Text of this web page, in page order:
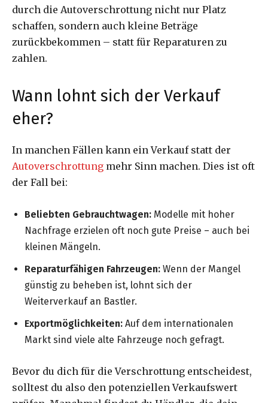
durch die Autoverschrottung nicht nur Platz
schaffen, sondern auch kleine Beträge
zurückbekommen – statt für Reparaturen zu
zahlen.
Wann lohnt sich der Verkauf
eher?
In manchen Fällen kann ein Verkauf statt der
Autoverschrottung mehr Sinn machen. Dies ist oft
der Fall bei:
Beliebten Gebrauchtwagen: Modelle mit hoher
Nachfrage erzielen oft noch gute Preise – auch bei
kleinen Mängeln.
Reparaturfähigen Fahrzeugen: Wenn der Mangel
günstig zu beheben ist, lohnt sich der
Weiterverkauf an Bastler.
Exportmöglichkeiten: Auf dem internationalen
Markt sind viele alte Fahrzeuge noch gefragt.
Bevor du dich für die Verschrottung entscheidest,
solltest du also den potenziellen Verkaufswert